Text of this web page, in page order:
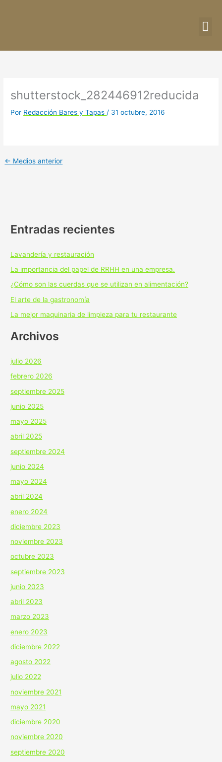
shutterstock_282446912reducida
Por Redacción Bares y Tapas/ 31 octubre, 2016
← Medios anterior
Entradas recientes
Lavandería y restauración
La importancia del papel de RRHH en una empresa.
¿Cómo son las cuerdas que se utilizan en alimentación?
El arte de la gastronomía
La mejor maquinaria de limpieza para tu restaurante
Archivos
julio 2026
febrero 2026
septiembre 2025
junio 2025
mayo 2025
abril 2025
septiembre 2024
junio 2024
mayo 2024
abril 2024
enero 2024
diciembre 2023
noviembre 2023
octubre 2023
septiembre 2023
junio 2023
abril 2023
marzo 2023
enero 2023
diciembre 2022
agosto 2022
julio 2022
noviembre 2021
mayo 2021
diciembre 2020
noviembre 2020
septiembre 2020